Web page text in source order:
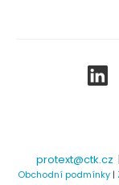
protext@ctk.cz |
Obchodní podmínky|